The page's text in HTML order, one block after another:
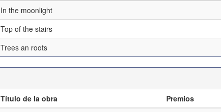
In the moonlight
Top of the stairs
Trees an roots
Título de la obra
Premios